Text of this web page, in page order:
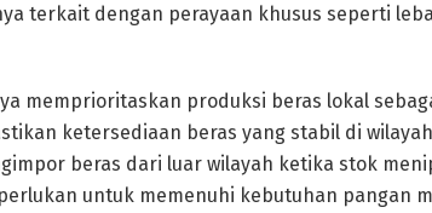
terkait dengan perayaan khusus seperti
memprioritaskan produksi beras lokal
ketersediaan beras yang stabil di
beras dari luar wilayah ketika stok
untuk memenuhi kebutuhan pangan